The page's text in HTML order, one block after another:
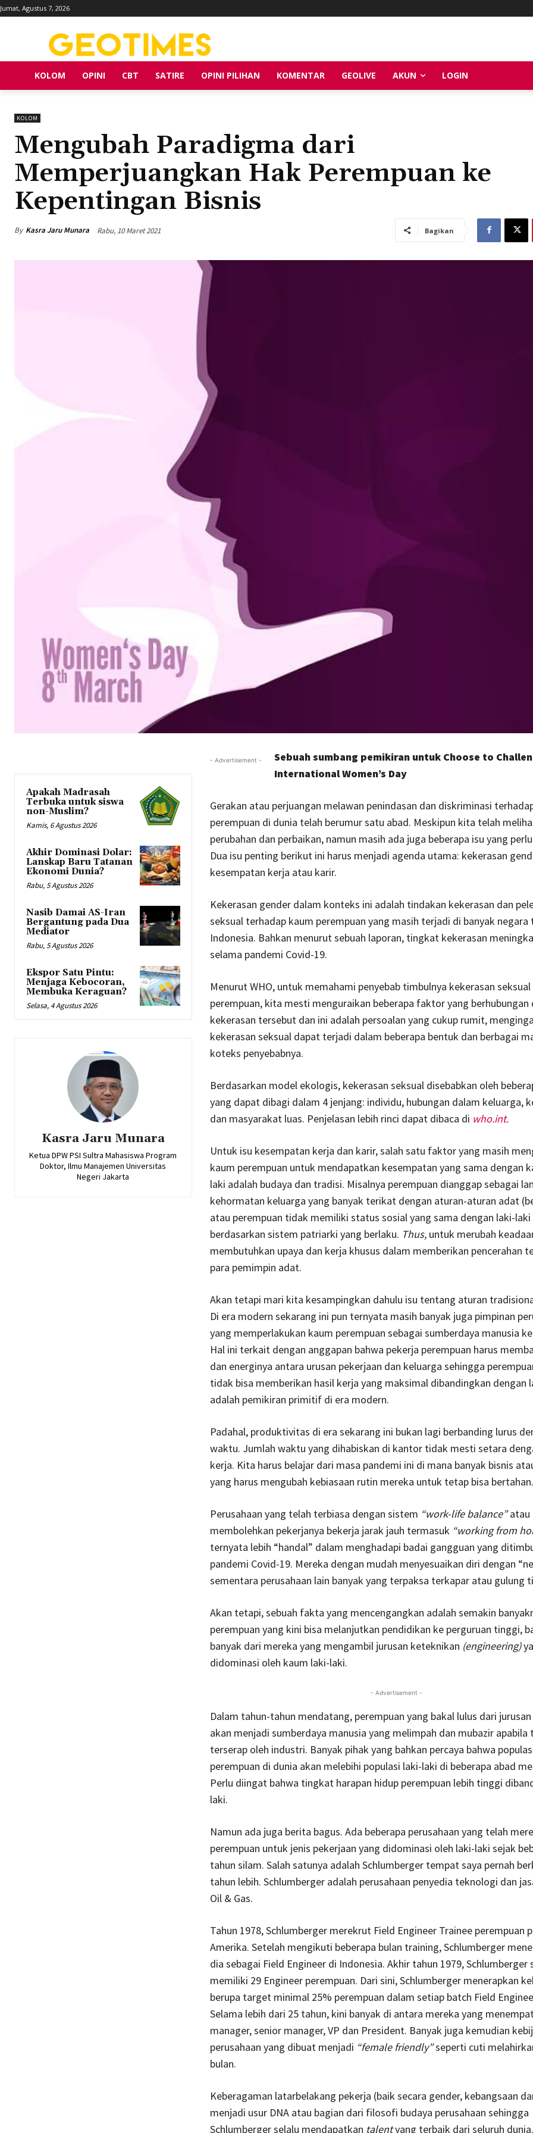
Jumat, Agustus 7, 2026
KOLOM OPINI CBT SATIRE OPINI PILIHAN KOMENTAR GEOLIVE AKUN LOGIN
KOLOM
Mengubah Paradigma dari
Memperjuangkan Hak Perempuan ke
Kepentingan Bisnis
By Kasra Jaru Munara Rabu, 10 Maret 2021 Bagikan
Apakah Madrasah
Terbuka untuk siswa
non-Muslim?
Kamis, 6 Agustus 2026
Akhir Dominasi Dolar:
Lanskap Baru Tatanan
Ekonomi Dunia?
Rabu, 5 Agustus 2026
Nasib Damai AS-Iran
Bergantung pada Dua
Mediator
Rabu, 5 Agustus 2026
Ekspor Satu Pintu:
Menjaga Kebocoran,
Membuka Keraguan?
Selasa, 4 Agustus 2026
Kasra Jaru Munara
Ketua DPW PSI Sultra Mahasiswa Program
Doktor, Ilmu Manajemen Universitas
Negeri Jakarta
- Advertisement -
Sebuah sumbang pemikiran untuk Choose to
International Women’s Day
Gerakan atau perjuangan melawan penindasan dan diskriminasi
perempuan di dunia telah berumur satu abad. Meskipun kita telah
perubahan dan perbaikan, namun masih ada juga beberapa isu yang
Dua isu penting berikut ini harus menjadi agenda utama: kekerasan
kesempatan kerja atau karir.
Kekerasan gender dalam konteks ini adalah tindakan kekerasan dan
seksual terhadap kaum perempuan yang masih terjadi di banyak negara
Indonesia. Bahkan menurut sebuah laporan, tingkat kekerasan
selama pandemi Covid-19.
Menurut WHO, untuk memahami penyebab timbulnya kekerasan
perempuan, kita mesti menguraikan beberapa faktor yang berhubungan
kekerasan tersebut dan ini adalah persoalan yang cukup rumit,
kekerasan seksual dapat terjadi dalam beberapa bentuk dan berbagai
koteks penyebabnya.
Berdasarkan model ekologis, kekerasan seksual disebabkan oleh
yang dapat dibagi dalam 4 jenjang: individu, hubungan dalam keluarga,
dan masyarakat luas. Penjelasan lebih rinci dapat dibaca di who.int.
Untuk isu kesempatan kerja dan karir, salah satu faktor yang masih
kaum perempuan untuk mendapatkan kesempatan yang sama dengan
laki adalah budaya dan tradisi. Misalnya perempuan dianggap sebagai
kehormatan keluarga yang banyak terikat dengan aturan-aturan adat
atau perempuan tidak memiliki status sosial yang sama dengan laki-laki
berdasarkan sistem patriarki yang berlaku. Thus,untuk merubah
membutuhkan upaya dan kerja khusus dalam memberikan pencerahan
para pemimpin adat.
Akan tetapi mari kita kesampingkan dahulu isu tentang aturan
Di era modern sekarang ini pun ternyata masih banyak juga pimpinan
yang memperlakukan kaum perempuan sebagai sumberdaya manusia
Hal ini terkait dengan anggapan bahwa pekerja perempuan harus
dan energinya antara urusan pekerjaan dan keluarga sehingga
tidak bisa memberikan hasil kerja yang maksimal dibandingkan dengan
adalah pemikiran primitif di era modern.
Padahal, produktivitas di era sekarang ini bukan lagi berbanding lurus
waktu. Jumlah waktu yang dihabiskan di kantor tidak mesti setara
kerja. Kita harus belajar dari masa pandemi ini di mana banyak bisnis
yang harus mengubah kebiasaan rutin mereka untuk tetap bisa bertahan.
Perusahaan yang telah terbiasa dengan sistem “work-life balance”atau
membolehkan pekerjanya bekerja jarak jauh termasuk “working from
ternyata lebih “handal” dalam menghadapi badai gangguan yang
pandemi Covid-19. Mereka dengan mudah menyesuaikan diri dengan
sementara perusahaan lain banyak yang terpaksa terkapar atau gulung
Akan tetapi, sebuah fakta yang mencengangkan adalah semakin
perempuan yang kini bisa melanjutkan pendidikan ke perguruan tinggi,
banyak dari mereka yang mengambil jurusan keteknikan (engineering)
didominasi oleh kaum laki-laki.
- Advertisement -
Dalam tahun-tahun mendatang, perempuan yang bakal lulus dari
akan menjadi sumberdaya manusia yang melimpah dan mubazir apabila
terserap oleh industri. Banyak pihak yang bahkan percaya bahwa
perempuan di dunia akan melebihi populasi laki-laki di beberapa abad
Perlu diingat bahwa tingkat harapan hidup perempuan lebih tinggi
laki.
Namun ada juga berita bagus. Ada beberapa perusahaan yang telah
perempuan untuk jenis pekerjaan yang didominasi oleh laki-laki sejak
tahun silam. Salah satunya adalah Schlumberger tempat saya pernah
tahun lebih. Schlumberger adalah perusahaan penyedia teknologi dan
Oil & Gas.
Tahun 1978, Schlumberger merekrut Field Engineer Trainee perempuan
Amerika. Setelah mengikuti beberapa bulan training, Schlumberger
dia sebagai Field Engineer di Indonesia. Akhir tahun 1979, Schlumberger
memiliki 29 Engineer perempuan. Dari sini, Schlumberger menerapkan
berupa target minimal 25% perempuan dalam setiap batch Field
Selama lebih dari 25 tahun, kini banyak di antara mereka yang
manager, senior manager, VP dan President. Banyak juga kemudian
perusahaan yang dibuat menjadi “female friendly”seperti cuti
bulan.
Keberagaman latarbelakang pekerja (baik secara gender, kebangsaan
menjadi usur DNA atau bagian dari filosofi budaya perusahaan sehingga
Schlumberger selalu mendapatkan talentyang terbaik dari seluruh